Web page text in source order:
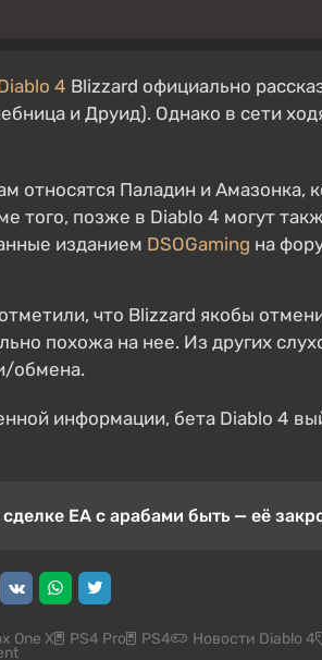
4 Blizzard официально
и Друид). Однако в сети
относятся Паладин и Амазонка,
того, позже в Diablo 4 могут
изданием DSOGaming на
что Blizzard якобы
похожа на нее. Из других
обмена.
информации, бета Diablo 4
EA с арабами быть — её
One X PS4 Pro PS4 Новости Diablo 4